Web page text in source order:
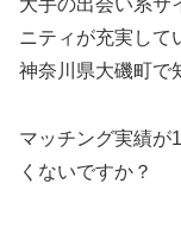
大手の出会い系サ
ニティが充実して
神奈川県大磯町で
マッチング実績が
くないですか？